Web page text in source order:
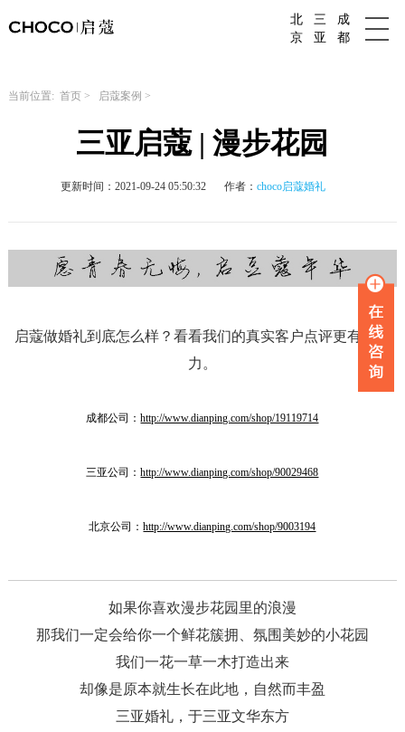
北
京
三
亚
成
都
当前位置: 首页> 启蔻案例 >
三亚启蔻 | 漫步花园
更新时间：2021-09-24 05:50:32 作者：choco启蔻婚礼
启蔻做婚礼到底怎么样？看看我们的真实客户点评更有说服
力。
成都公司：http://www.dianping.com/shop/19119714
三亚公司：http://www.dianping.com/shop/90029468
北京公司：http://www.dianping.com/shop/9003194
如果你喜欢漫步花园里的浪漫
那我们一定会给你一个鲜花簇拥、氛围美妙的小花园
我们一花一草一木打造出来
却像是原本就生长在此地，自然而丰盈
三亚婚礼，于三亚文华东方